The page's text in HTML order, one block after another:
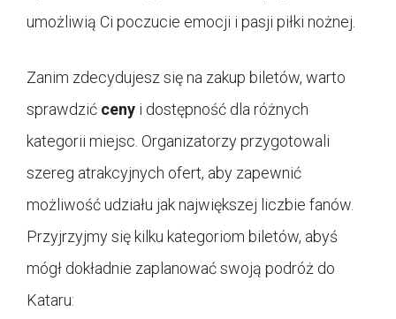
umożliwią Ci poczucie emocji i pasji piłki nożnej.
Zanim zdecydujesz się na zakup biletów, warto
sprawdzić ceny i dostępność dla różnych
kategorii miejsc. Organizatorzy przygotowali
szereg atrakcyjnych ofert, aby zapewnić
możliwość udziału jak największej liczbie fanów.
Przyjrzyjmy się kilku kategoriom biletów, abyś
mógł dokładnie zaplanować swoją podróż do
Kataru: